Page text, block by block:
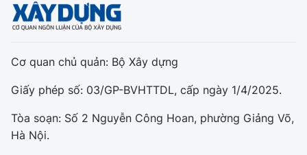
Cơ quan chủ quản: Bộ Xây dựng
Giấy phép số: 03/GP-BVHTTDL, cấp ngày 1/4/2025.
Tòa soạn: Số 2 Nguyễn Công Hoan, phường Giảng Võ,
Hà Nội.